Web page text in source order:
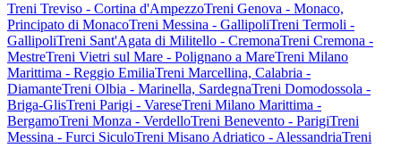
Treni Treviso - Cortina d'AmpezzoTreni Genova - Monaco,
Principato di MonacoTreni Messina - GallipoliTreni Termoli -
GallipoliTreni Sant'Agata di Militello - CremonaTreni Cremona -
MestreTreni Vietri sul Mare - Polignano a MareTreni Milano
Marittima - Reggio EmiliaTreni Marcellina, Calabria -
DiamanteTreni Olbia - Marinella, SardegnaTreni Domodossola -
Briga-GlisTreni Parigi - VareseTreni Milano Marittima -
BergamoTreni Monza - VerdelloTreni Benevento - ParigiTreni
Messina - Furci SiculoTreni Misano Adriatico - AlessandriaTreni